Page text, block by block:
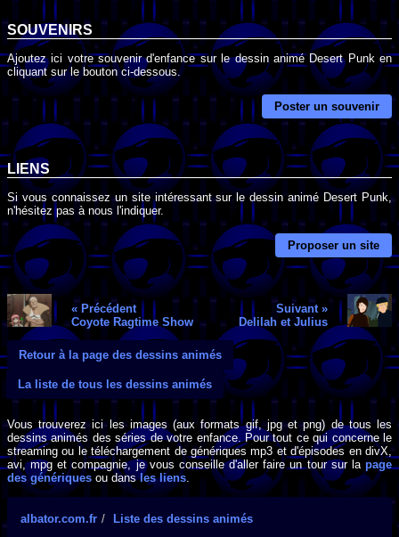
SOUVENIRS
Ajoutez ici votre souvenir d'enfance sur le dessin animé Desert Punk en
cliquant sur le bouton ci-dessous.
Poster un souvenir
LIENS
Si vous connaissez un site intéressant sur le dessin animé Desert Punk,
n'hésitez pas à nous l'indiquer.
Proposer un site
« Précédent
Coyote Ragtime Show
Suivant »
Delilah et Julius
Retour à la page des dessins animés
La liste de tous les dessins animés
Vous trouverez ici les images (aux formats gif, jpg et png) de tous les
dessins animés des séries de votre enfance. Pour tout ce qui concerne le
streaming ou le téléchargement de génériques mp3 et d'épisodes en divX,
avi, mpg et compagnie, je vous conseille d'aller faire un tour sur la page
des génériques ou dansles liens.
albator.com.fr Liste des dessins animés